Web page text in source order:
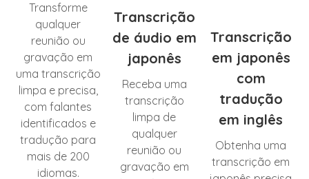
Transforme
qualquer
reunião ou
gravação em
uma transcrição
limpa e precisa,
com falantes
identificados e
tradução para
mais de 200
idiomas.
Transcrição
de áudio em
japonês
Receba uma
transcrição
limpa de
qualquer
reunião ou
gravação em
Transcrição
em japonês
com
tradução
em inglês
Obtenha uma
transcrição em